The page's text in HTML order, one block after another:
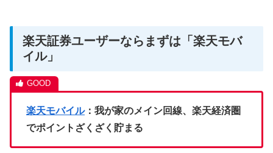
楽天証券ユーザーならまずは「楽天モバ
イル」
楽天モバイル：我が家のメイン回線、楽天経済圏
でポイントざくざく貯まる